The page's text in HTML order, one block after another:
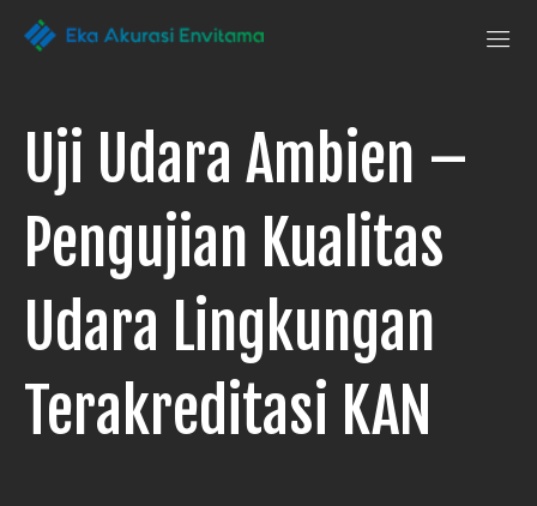
Penguji Eka
Laboratorium
dapat
andalkan
Uji Udara Ambien –
Pengujian Kualitas
Udara Lingkungan
Terakreditasi KAN